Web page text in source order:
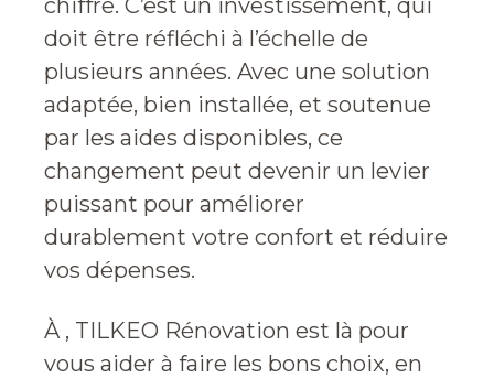
chiffre. C’est un investissement, qui
doit être réfléchi à l’échelle de
plusieurs années. Avec une solution
adaptée, bien installée, et soutenue
par les aides disponibles, ce
changement peut devenir un levier
puissant pour améliorer
durablement votre confort et réduire
vos dépenses.
À , TILKEO Rénovation est là pour
vous aider à faire les bons choix, en